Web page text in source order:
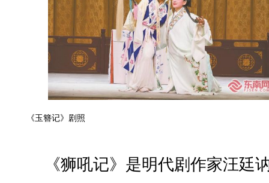
《玉簪记》剧照
《狮吼记》是明代剧作家汪廷